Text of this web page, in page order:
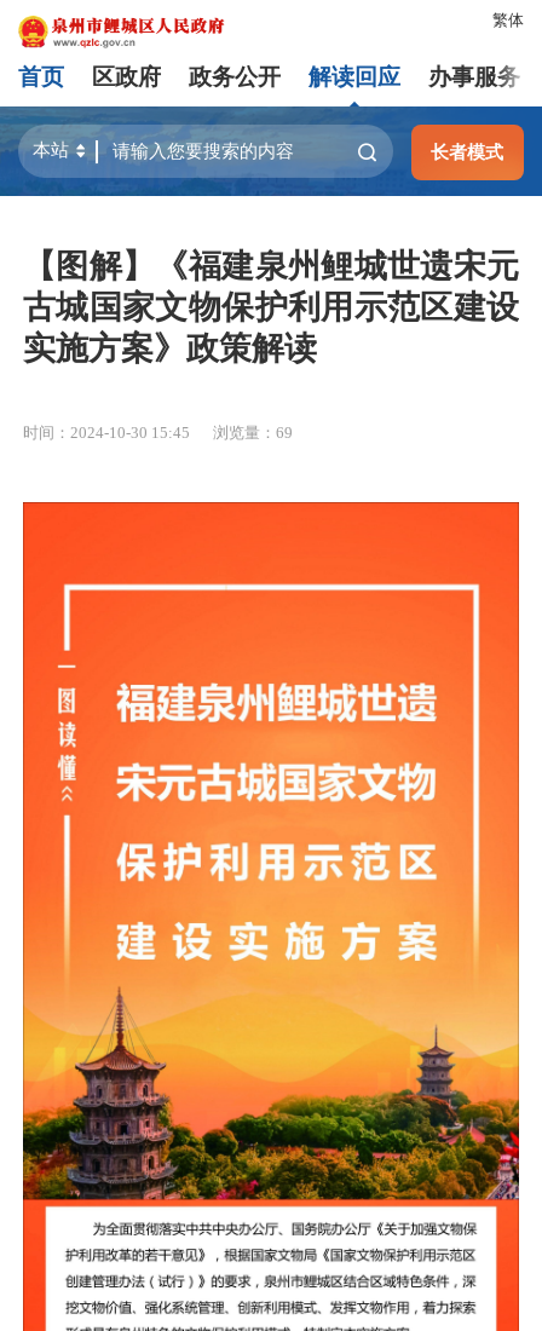
繁体
首页 区政府 政务公开 解读回应 办事服务
长者模式
【图解】《福建泉州鲤城世遗宋元
古城国家文物保护利用示范区建设
实施方案》政策解读
时间：2024-10-30 15:45 浏览量： 69